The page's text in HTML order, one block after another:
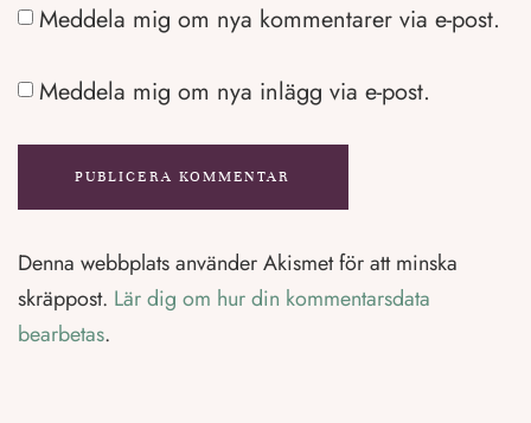
Meddela mig om nya kommentarer via e-post.
Meddela mig om nya inlägg via e-post.
Denna webbplats använder Akismet för att minska
skräppost. Lär dig om hur din kommentarsdata
bearbetas.